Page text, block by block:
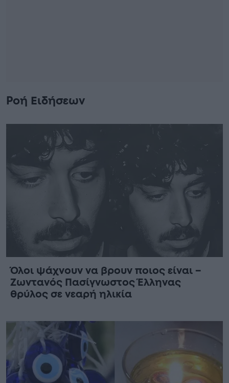
Ροή Ειδήσεων
Όλοι ψάχνουν να βρουν ποιος είναι –
Ζωντανός Πασίγνωστος Έλληνας
θρύλος σε νεαρή ηλικία